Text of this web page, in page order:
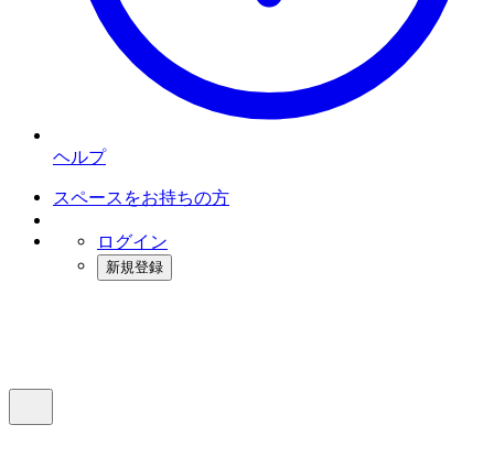
ヘルプ
スペースをお持ちの方
ログイン
新規登録